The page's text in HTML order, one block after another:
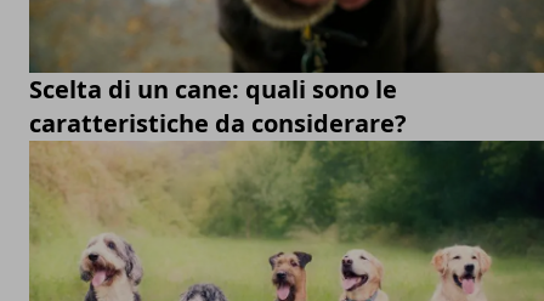
Scelta di un cane: quali sono le
caratteristiche da considerare?